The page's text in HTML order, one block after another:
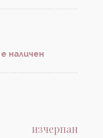
наличен
изчерпан